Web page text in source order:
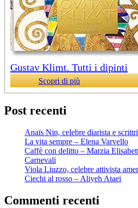
Gustav Klimt. Tutti i dipinti
Scopri di più
Post recenti
Anaïs Nin, celebre diarista e
La vita sempre – Elena Varvello
Caffè con delitto – Marzia
Carnevali
Viola Liuzzo, celebre attivista
Ciechi al rosso – Aliyeh Ataei
Commenti recenti